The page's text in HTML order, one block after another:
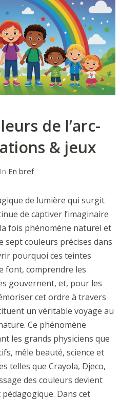
de l’arc-
& jeux
In En bref
de lumière qui surgit
de captiver l’imaginaire
fois phénomène naturel et
sept couleurs précises dans
pourquoi ces teintes
font, comprendre les
gouvernent, et, pour les
cet ordre à travers
un véritable voyage au
Ce phénomène
les grands physiciens que
mêle beauté, science et
telles que Crayola, Djeco,
des couleurs devient
Dans cet